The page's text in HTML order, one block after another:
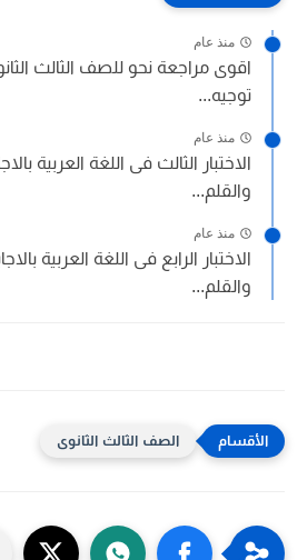
منذ عام
توجيه...
منذ عام
الاختبار الثالث فى اللغة العربية
والقلم...
منذ عام
الاختبار الرابع فى اللغة العربية
والقلم...
الصف الثالث الثانوى